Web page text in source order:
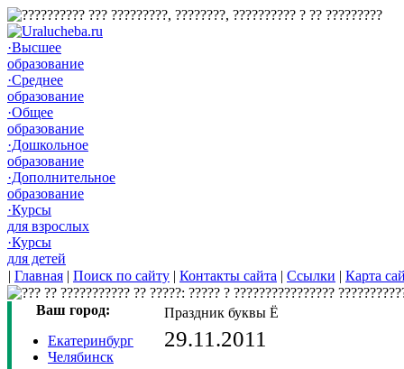
·Высшее
образование
·Среднее
образование
·Общее
образование
·Дошкольное
образование
·Дополнительное
образование
·Курсы
для взрослых
·Курсы
для детей
| Главная | Поиск по сайту | Контакты сайта | Ссылки | Карта
Ваш город:
Екатеринбург
Челябинск
Праздник буквы Ё
29.11.2011